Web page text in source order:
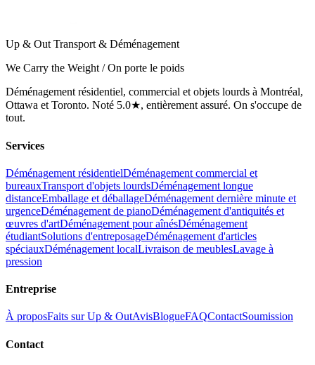
Up & Out Transport & Déménagement
We Carry the Weight / On porte le poids
Déménagement résidentiel, commercial et objets lourds à Montréal,
Ottawa et Toronto. Noté 5.0★, entièrement assuré. On s'occupe de
tout.
Services
Déménagement résidentielDéménagement commercial et
bureauxTransport d'objets lourdsDéménagement longue
distanceEmballage et déballageDéménagement dernière minute et
urgenceDéménagement de pianoDéménagement d'antiquités et
œuvres d'artDéménagement pour aînésDéménagement
étudiantSolutions d'entreposageDéménagement d'articles
spéciauxDéménagement localLivraison de meublesLavage à
pression
Entreprise
À proposFaits sur Up & OutAvisBlogueFAQContactSoumission
Contact